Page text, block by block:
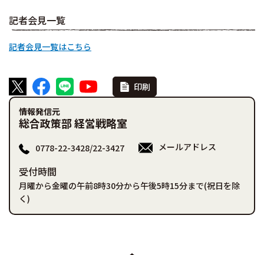
記者会見一覧
記者会見一覧はこちら
印刷
情報発信元
総合政策部 経営戦略室
0778-22-3428/22-3427 メールアドレス
受付時間
月曜から金曜の午前8時30分から午後5時15分まで(祝日を除
く)